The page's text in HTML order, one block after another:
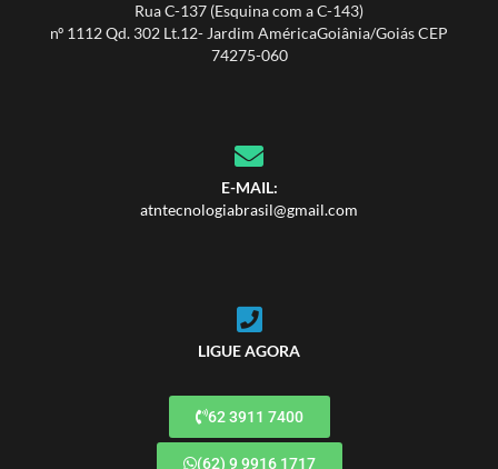
Rua C-137 (Esquina com a C-143)
nº 1112 Qd. 302 Lt.12- Jardim AméricaGoiânia/Goiás CEP
74275-060
E-MAIL:
atntecnologiabrasil@gmail.com
LIGUE AGORA
62 3911 7400
(62) 9 9916 1717